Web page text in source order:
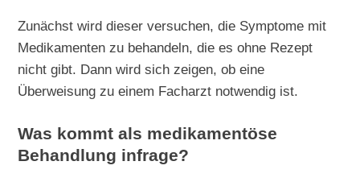
Zunächst wird dieser versuchen, die Symptome mit
Medikamenten zu behandeln, die es ohne Rezept
nicht gibt. Dann wird sich zeigen, ob eine
Überweisung zu einem Facharzt notwendig ist.
Was kommt als medikamentöse
Behandlung infrage?